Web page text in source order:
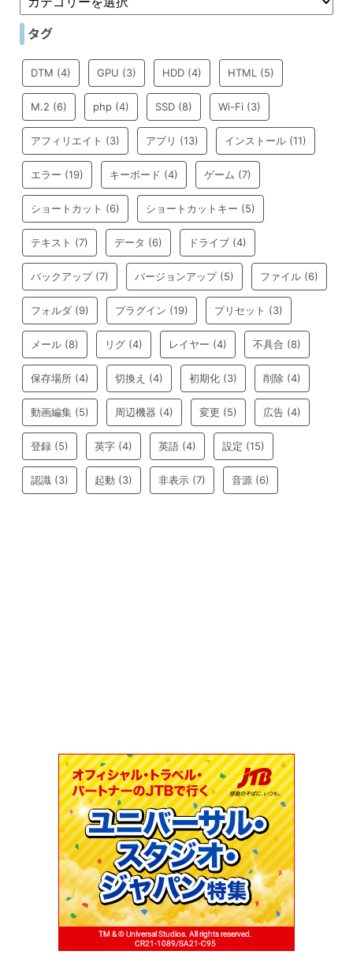
タグ
DTM (4) GPU (3) HDD (4) HTML (5)
M.2 (6) php (4) SSD (8) Wi-Fi (3)
アフィリエイト (3) アプリ (13) インストール (11)
エラー (19) キーボード (4) ゲーム (7)
ショートカット (6) ショートカットキー (5)
テキスト (7) データ (6) ドライブ (4)
バックアップ(7) バージョンアップ(5) ファイル (6)
フォルダ (9) プラグイン (19) プリセット (3)
メール (8) リグ (4) レイヤー (4) 不具合 (8)
保存場所 (4) 切換え (4) 初期化 (3) 削除 (4)
動画編集 (5) 周辺機器 (4) 変更 (5) 広告 (4)
登録 (5) 英字 (4) 英語 (4) 設定 (15)
認識 (3) 起動 (3) 非表示 (7) 音源 (6)